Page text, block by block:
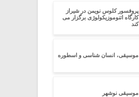
پروفسور کلوس نویمن در شیراز
کارگاه اتنوموزیکولوژی برگزار می
کند
موسیقی، انسان شناسی و اسطوره
موسیقی نوشهر